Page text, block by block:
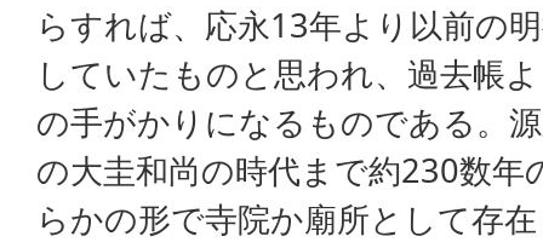
らすれば、応永13年より以前の
していたものと思われ、過去帳
の手がかりになるものである。
の大圭和尚の時代まで約230数年
らかの形で寺院か廟所として存